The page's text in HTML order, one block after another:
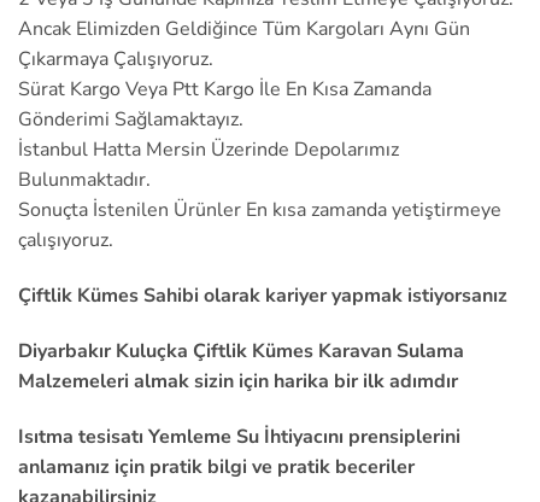
Ancak Elimizden Geldiğince Tüm Kargoları Aynı Gün
Çıkarmaya Çalışıyoruz.
Sürat Kargo Veya Ptt Kargo İle En Kısa Zamanda
Gönderimi Sağlamaktayız.
İstanbul Hatta Mersin Üzerinde Depolarımız
Bulunmaktadır.
Sonuçta İstenilen Ürünler En kısa zamanda yetiştirmeye
çalışıyoruz.
Çiftlik Kümes Sahibi olarak kariyer yapmak istiyorsanız
Diyarbakır Kuluçka Çiftlik Kümes Karavan Sulama
Malzemeleri almak sizin için harika bir ilk adımdır
Isıtma tesisatı Yemleme Su İhtiyacını prensiplerini
anlamanız için pratik bilgi ve pratik beceriler